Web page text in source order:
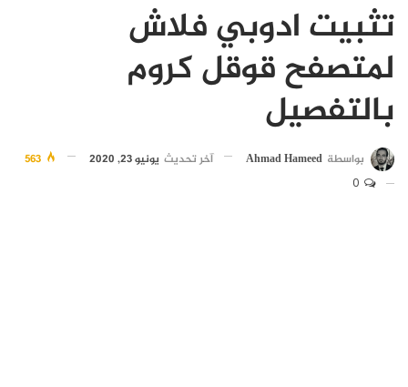
تثبيت ادوبي فلاش
لمتصفح قوقل كروم
بالتفصيل
بواسطة Ahmad Hameed آخر تحديث يونيو 23, 2020